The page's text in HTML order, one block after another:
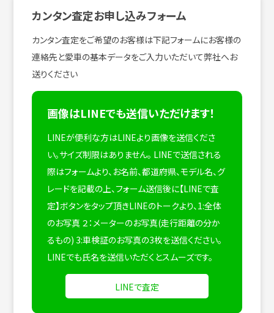
カンタン査定お申し込みフォーム
カンタン査定をご希望のお客様は下記フォームにお客様の
連絡先と愛車の基本データをご入力いただいて弊社へお
送りください
画像はLINEでも送信いただけます！
LINEが便利な方はLINEより画像を送信くださ
い。サイズ制限はありません。 LINEで送信される
際はフォームより、お名前、都道府県、モデル名、グ
レードを記載の上、フォーム送信後に【LINEで査
定】ボタンをタップ頂きLINEのトークより、1:全体
のお写真 ２：メーターのお写真(走行距離の分か
るもの) 3:車検証のお写真の3枚を送信ください。
LINEでも氏名を送信いただくとスムーズです。
LINEで査定